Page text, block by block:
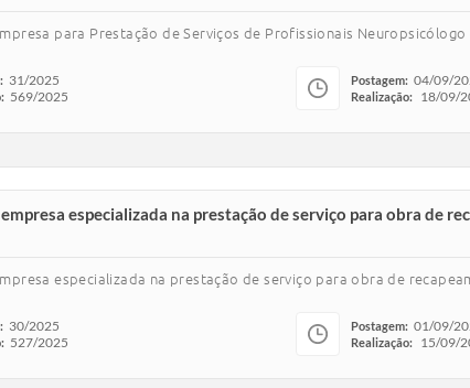
para Prestação de Serviços de Profissionais Neuropsicólogo
31/2025
569/2025
Postagem: 04/09/
Realização: 18/09/
especializada na prestação de serviço para obra de
especializada na prestação de serviço para obra de
30/2025
527/2025
Postagem: 01/09/
Realização: 15/09/